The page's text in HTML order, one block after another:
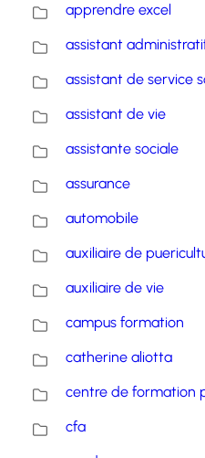
apprendre excel
assistant
assistant de service
assistant de vie
assistante sociale
assurance
automobile
auxiliaire de
auxiliaire de vie
campus formation
catherine aliotta
centre de formation
cfa